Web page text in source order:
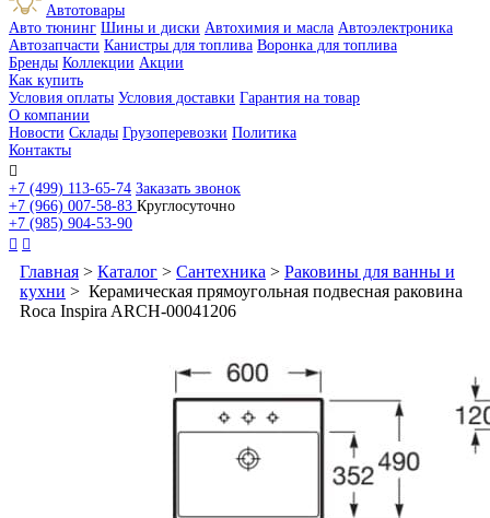
Автотовары
Авто тюнинг Шины и диски Автохимия и масла Автоэлектроника
Автозапчасти Канистры для топлива Воронка для топлива
Бренды Коллекции Акции
Как купить
Условия оплаты Условия доставки Гарантия на товар
О компании
Новости Склады Грузоперевозки Политика
Контакты

+7 (499) 113-65-74 Заказать звонок
+7 (966) 007-58-83 Круглосуточно
+7 (985) 904-53-90
 
Главная > Каталог > Сантехника > Раковины для ванны и
кухни > Керамическая прямоугольная подвесная раковина
Roca Inspira ARCH-00041206